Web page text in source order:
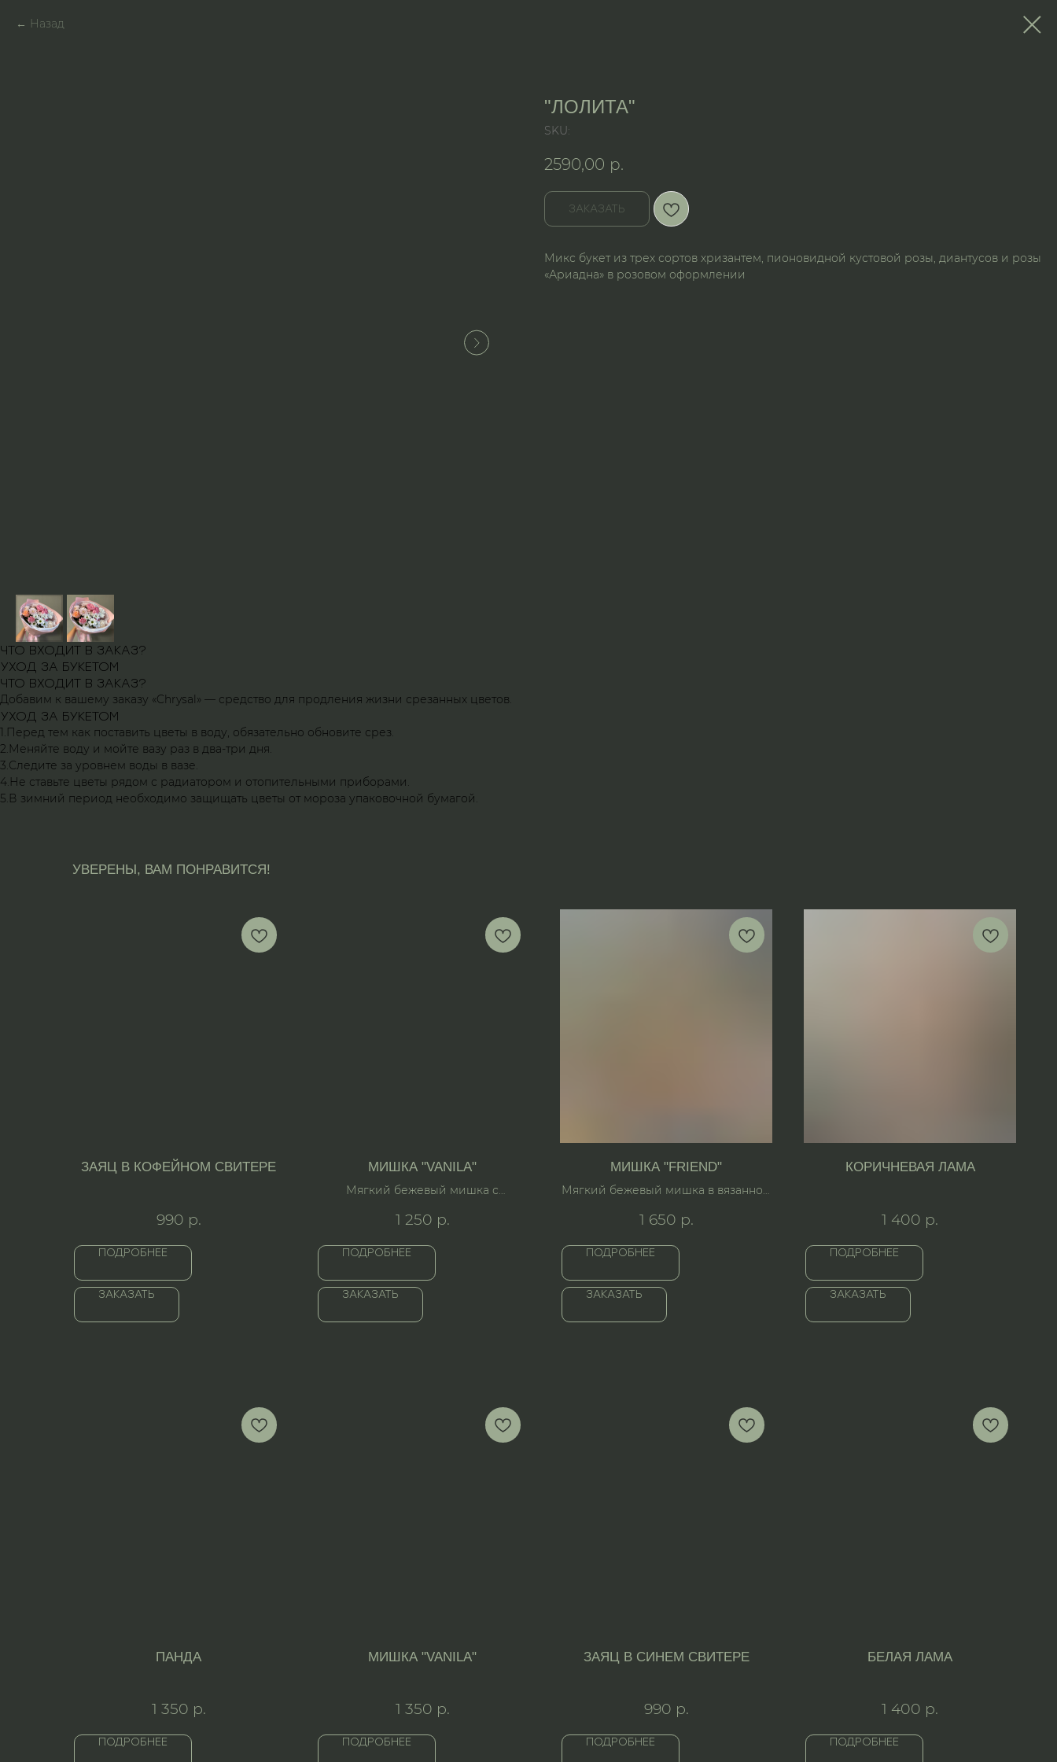
Назад
"ЛОЛИТА"
SKU:
2590,00 р.
ЗАКАЗАТЬ
Микс букет из трех сортов хризантем, пионовидной кустовой розы, диантусов и розы
«Ариадна» в розовом оформлении
ЧТО ВХОДИТ В ЗАКАЗ?
УХОД ЗА БУКЕТОМ
ЧТО ВХОДИТ В ЗАКАЗ?
Добавим к вашему заказу «Chrysal» — средство для продления жизни срезанных цветов.
УХОД ЗА БУКЕТОМ
1.Перед тем как поставить цветы в воду, обязательно обновите срез.
2.Меняйте воду и мойте вазу раз в два-три дня.
3.Следите за уровнем воды в вазе.
4.Не ставьте цветы рядом с радиатором и отопительными приборами.
5.В зимний период необходимо защищать цветы от мороза упаковочной бумагой.
УВЕРЕНЫ, ВАМ ПОНРАВИТСЯ!
ЗАЯЦ В КОФЕЙНОМ СВИТЕРЕ
990 р.
ПОДРОБНЕЕ
ЗАКАЗАТЬ
МИШКА "VANILA"
Мягкий бежевый мишка с
1 250 р.
ПОДРОБНЕЕ
ЗАКАЗАТЬ
МИШКА "FRIEND"
Мягкий бежевый мишка в вязанной
1 650 р.
ПОДРОБНЕЕ
ЗАКАЗАТЬ
КОРИЧНЕВАЯ ЛАМА
1 400 р.
ПОДРОБНЕЕ
ЗАКАЗАТЬ
ПАНДА
1 350 р.
ПОДРОБНЕЕ
МИШКА "VANILA"
1 350 р.
ПОДРОБНЕЕ
ЗАЯЦ В СИНЕМ СВИТЕРЕ
990 р.
ПОДРОБНЕЕ
БЕЛАЯ ЛАМА
1 400 р.
ПОДРОБНЕЕ